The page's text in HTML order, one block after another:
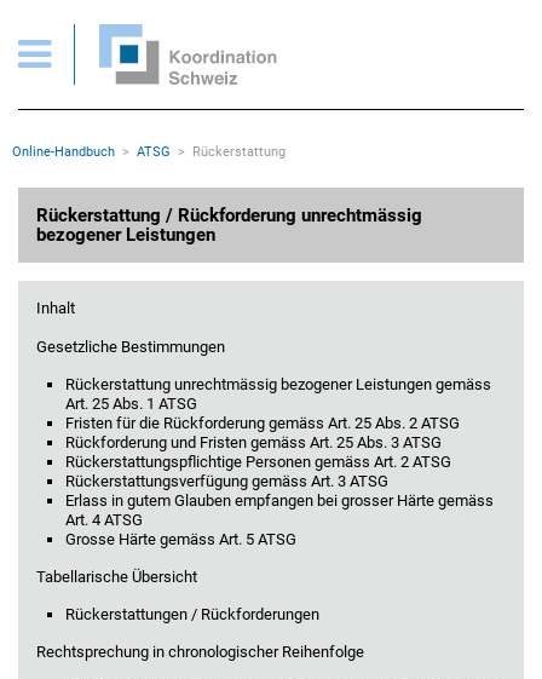
Wichtige Seiten
Home
Inhalt
Sitemap
Rootline Navigation
Online-Handbuch ATSG Rückerstattung
Rückerstattung / Rückforderung unrechtmässig
bezogener Leistungen
Inhalt
Gesetzliche Bestimmungen
Rückerstattung unrechtmässig bezogener Leistungen gemäss
Art. 25 Abs. 1 ATSG
Fristen für die Rückforderung gemäss Art. 25 Abs. 2 ATSG
Rückforderung und Fristen gemäss Art. 25 Abs. 3 ATSG
Rückerstattungspflichtige Personen gemäss Art. 2 ATSG
Rückerstattungsverfügung gemäss Art. 3 ATSG
Erlass in gutem Glauben empfangen bei grosser Härte gemäss
Art. 4 ATSG
Grosse Härte gemäss Art. 5 ATSG
Tabellarische Übersicht
Rückerstattungen / Rückforderungen
Rechtsprechung in chronologischer Reihenfolge